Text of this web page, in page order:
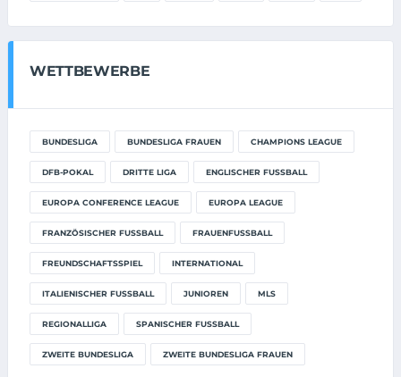
WETTBEWERBE
BUNDESLIGA BUNDESLIGA FRAUEN CHAMPIONS LEAGUE
DFB-POKAL DRITTE LIGA ENGLISCHER FUSSBALL
EUROPA CONFERENCE LEAGUE EUROPA LEAGUE
FRANZÖSISCHER FUSSBALL FRAUENFUSSBALL
FREUNDSCHAFTSSPIEL INTERNATIONAL
ITALIENISCHER FUSSBALL JUNIOREN MLS
REGIONALLIGA SPANISCHER FUSSBALL
ZWEITE BUNDESLIGA ZWEITE BUNDESLIGA FRAUEN